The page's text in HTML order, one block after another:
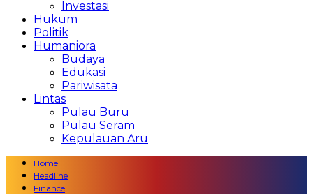
Investasi
Hukum
Politik
Humaniora
Budaya
Edukasi
Pariwisata
Lintas
Pulau Buru
Pulau Seram
Kepulauan Aru
Home
Headline
Finance